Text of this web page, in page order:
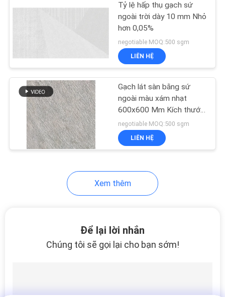
Ngói sứ 24x24
Gạch ốp bếp
bằng sứ
Tỷ lệ hấp thụ gạch sứ
ngoài trời dày 10 mm Nhỏ
hơn 0,05%
negotiable MOQ:500 sgm
LIÊN HỆ
Gạch lát sàn bằng sứ
ngoài màu xám nhạt
600x600 Mm Kích thước
bằng đá cẩm thạch
negotiable MOQ:500 sgm
LIÊN HỆ
Xem thêm
Để lại lời nhắn
Chúng tôi sẽ gọi lại cho bạn sớm!